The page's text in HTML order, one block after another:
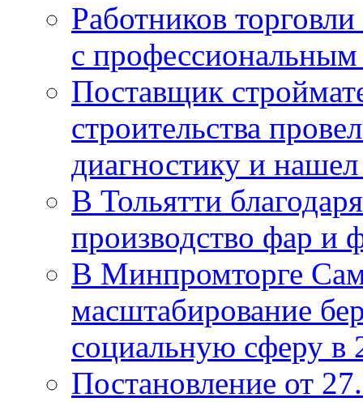
Работников
с
Поставщик
строительства
диагностику и
В Тольятти
производство фар и
В Минпромторге
масштабирование
социальную сферу в
Постановление от